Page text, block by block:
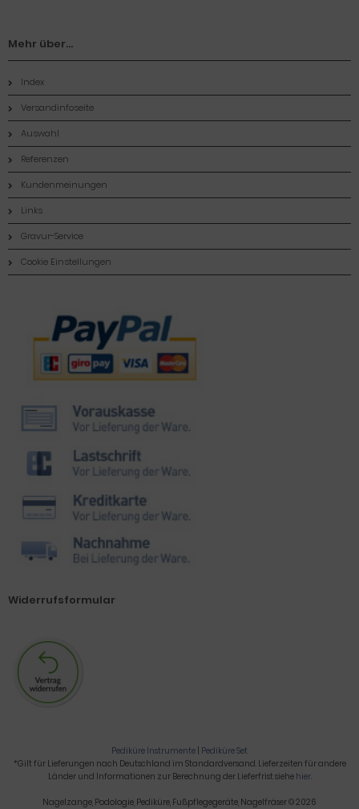
Mehr über...
Index
Versandinfoseite
Auswahl
Referenzen
Kundenmeinungen
Links
Gravur-Service
Cookie Einstellungen
Zahlungsmethoden
Widerrufsformular
Pediküre Instrumente | Pediküre Set
*Gilt für Lieferungen nach Deutschland im Standardversand. Lieferzeiten für andere
Länder und Informationen zur Berechnung der Lieferfrist siehe hier.
Nagelzange, Podologie, Pediküre, Fußpflegegeräte, Nagelfräser © 2026